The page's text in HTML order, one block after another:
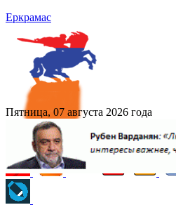
Еркрамас
Пятница, 07 августа 2026 года